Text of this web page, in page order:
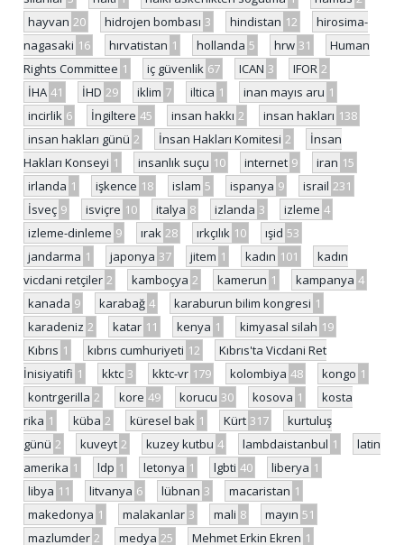
hayvan 20 hidrojen bombası 3 hindistan 12
hirosima-
nagasaki 16 hırvatistan 1 hollanda 5 hrw 31
Human
Rights Committee 1 iç güvenlik 67 ICAN 3 IFOR 2
İHA 41 İHD 29 iklim 7 iltica 1 inan mayıs aru 1
incirlik 6 İngiltere 45 insan hakkı 2 insan hakları 138
insan hakları günü 2 İnsan Hakları Komitesi 2
İnsan
Hakları Konseyi 1 insanlık suçu 10 internet 9 iran 15
irlanda 1 işkence 18 islam 5 ispanya 9 israil 231
İsveç 9 isviçre 10 italya 8 izlanda 3 izleme 4
izleme-dinleme 9 ırak 28 ırkçılık 10 ışid 53
jandarma 1 japonya 37 jitem 1 kadın 101
kadın
vicdani retçiler 2 kamboçya 2 kamerun 1 kampanya 4
kanada 9 karabağ 4 karaburun bilim kongresi 1
karadeniz 2 katar 11 kenya 1 kimyasal silah 19
Kıbrıs 1 kıbrıs cumhuriyeti 12
Kıbrıs'ta Vicdani Ret
İnisiyatifi 1 kktc 3 kktc-vr 179 kolombiya 48 kongo 1
kontrgerilla 2 kore 49 korucu 30 kosova 1
kosta
rika 1 küba 2 küresel bak 1 Kürt 317
kurtuluş
günü 2 kuveyt 2 kuzey kutbu 4 lambdaistanbul 1
latin
amerika 1 ldp 1 letonya 1 lgbti 40 liberya 1
libya 11 litvanya 6 lübnan 3 macaristan 1
makedonya 1 malakanlar 3 mali 8 mayın 51
mazlumder 2 medya 25 Mehmet Erkin Ekren 1